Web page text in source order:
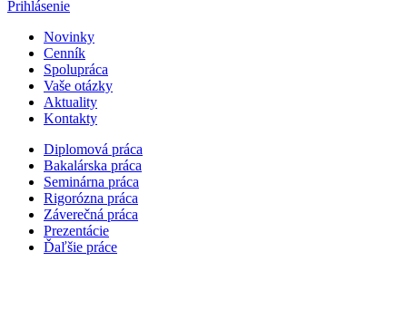
Prihlásenie
Novinky
Cenník
Spolupráca
Vaše otázky
Aktuality
Kontakty
Diplomová práca
Bakalárska práca
Seminárna práca
Rigorózna práca
Záverečná práca
Prezentácie
Ďaľšie práce